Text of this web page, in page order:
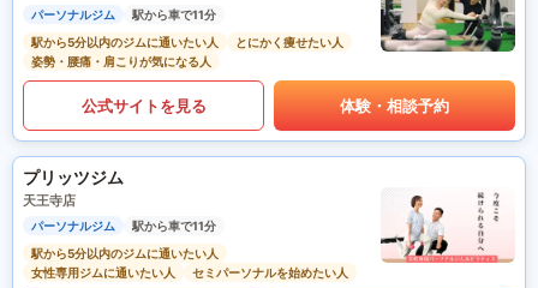
パーソナルジム
駅から車で11分
駅から5分以内のジムに通いたい人
とにかく痩せたい人
姿勢・腰痛・肩こりが気になる人
公式サイトを見る 体験・相談予約
プリッツジム
天王寺店
パーソナルジム
駅から車で11分
駅から5分以内のジムに通いたい人
女性専用ジムに通いたい人
セミパーソナルを始めたい人